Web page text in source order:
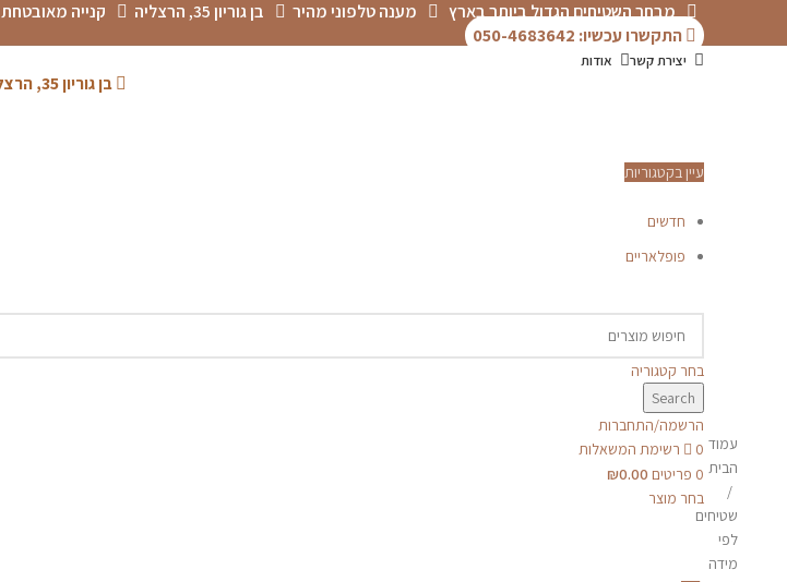
מבחר השטיחים הגדול ביותר בארץ מענה טלפוני מהיר בן גוריון 35, הרצליה
קנייה מאובטחת
התקשרו עכשיו: 050-4683642
יצירת קשר אודות
בן גוריון 35, הרצליה
בחר קטגוריה
Search
הרשמה/התחברות
0
רשימת המשאלות
0 פריטים ₪0.00
בחר מוצר
עיין בקטגוריות
חדשים
פופלאריים
250X150
עמוד
הבית
שטיחים
לפי
מידה